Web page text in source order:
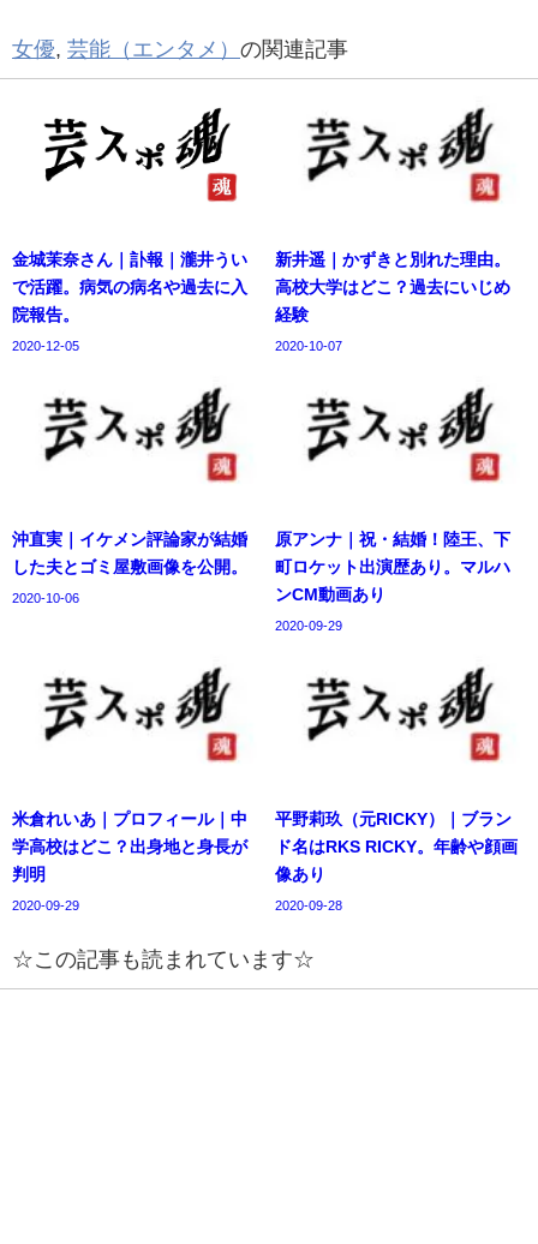
女優, 芸能（エンタメ） の関連記事
金城茉奈さん｜訃報｜瀧井うい
で活躍。病気の病名や過去に入
院報告。
2020-12-05
新井遥｜かずきと別れた理由。
高校大学はどこ？過去にいじめ
経験
2020-10-07
沖直実｜イケメン評論家が結婚
した夫とゴミ屋敷画像を公開。
2020-10-06
原アンナ｜祝・結婚！陸王、下
町ロケット出演歴あり。マルハ
ンCM動画あり
2020-09-29
米倉れいあ｜プロフィール｜中
学高校はどこ？出身地と身長が
判明
2020-09-29
平野莉玖（元RICKY）｜ブラン
ド名はRKS RICKY。年齢や顔画
像あり
2020-09-28
☆この記事も読まれています☆